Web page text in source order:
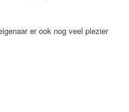
er ook nog veel plezier